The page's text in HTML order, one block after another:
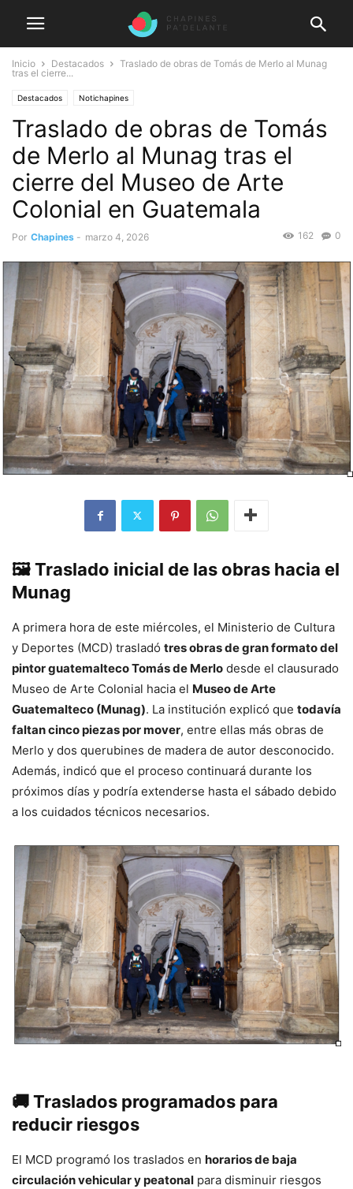
Inicio Destacados
Traslado de obras de Tomás de Merlo al Munag
tras el cierre...
Destacados Notichapines
Traslado de obras de Tomás
de Merlo al Munag tras el
cierre del Museo de Arte
Colonial en Guatemala
Por Chapines - marzo 4, 2026 0
162
🖼️ Traslado inicial de las obras hacia el
Munag
A primera hora de este miércoles, el Ministerio de Cultura
y Deportes (MCD) trasladó tres obras de gran formato del
pintor guatemalteco Tomás de Merlo desde el clausurado
Museo de Arte Colonial hacia el Museo de Arte
Guatemalteco (Munag). La institución explicó que todavía
faltan cinco piezas por mover, entre ellas más obras de
Merlo y dos querubines de madera de autor desconocido.
Además, indicó que el proceso continuará durante los
próximos días y podría extenderse hasta el sábado debido
a los cuidados técnicos necesarios.
🚚 Traslados programados para
reducir riesgos
El MCD programó los traslados en horarios de baja
circulación vehicular y peatonal para disminuir riesgos